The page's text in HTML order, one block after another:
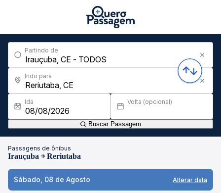
Partindo de
Indo para
Ida Volta (opcional)
Buscar Passagem
Passagens de ônibus
Irauçuba Reriutaba
Sábado, 08 de Agosto Alterar data